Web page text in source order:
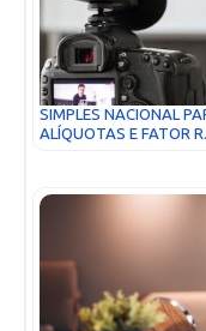
SIMPLES NACIONAL
ALÍQUOTAS E FATOR